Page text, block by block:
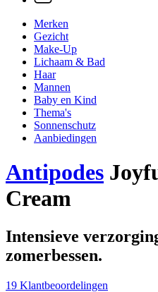
Merken
Gezicht
Make-Up
Lichaam & Bad
Haar
Mannen
Baby en Kind
Thema's
Sonnenschutz
Aanbiedingen
Antipodes
Cream
Intensieve
zomerbessen.
19 Klantbeoordelingen